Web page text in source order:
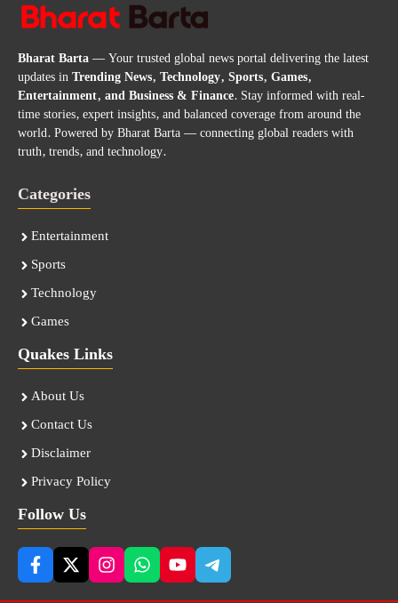
Bharat Barta— Your trusted global news portal delivering the latest
updates inTrending News, Technology, Sports, Games,
Entertainment, and Business & Finance. Stay informed with real-
time stories, expert insights, and balanced coverage from around the
world. Powered by Bharat Barta — connecting global readers with
truth, trends, and technology.
Categories
Entertainment
Sports
Technology
Games
Quakes Links
About Us
Contact Us
Disclaimer
Privacy Policy
Follow Us